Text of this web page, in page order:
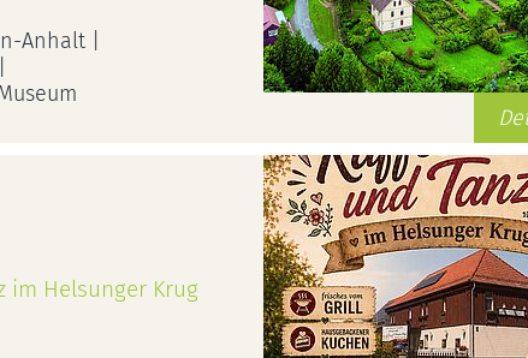
Anhalt |
im Helsunger Krug